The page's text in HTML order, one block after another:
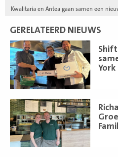
Kwalitaria en Antea gaan samen een
GERELATEERD NIEUWS
York
Lees
meer
Lees
meer